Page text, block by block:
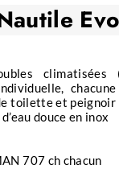
la Numidia
de
en fin de
réputées
à leur
requins
de découverte à
Evo
climatisées
toilette et peignoir
douce en inox
707 ch chacun